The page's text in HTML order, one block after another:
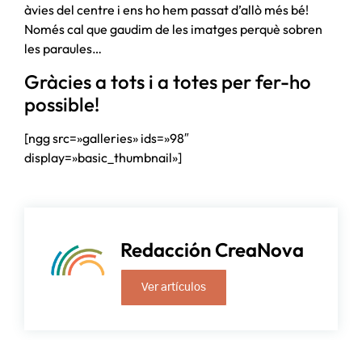
àvies del centre i ens ho hem passat d’allò més bé!
Només cal que gaudim de les imatges perquè sobren
les paraules…
Gràcies a tots i a totes per fer-ho
possible!
[ngg src=»galleries» ids=»98″
display=»basic_thumbnail»]
Redacción CreaNova
Ver artículos